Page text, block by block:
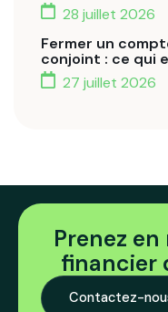
28 juillet 2026
Fermer un
conjoint : ce qui
27 juillet 2026
Prenez
financier
Contactez-